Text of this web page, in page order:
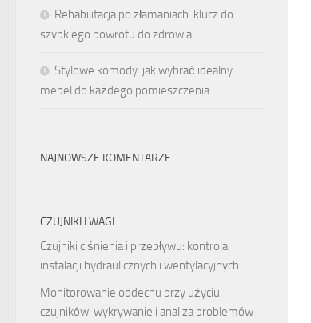
Rehabilitacja po złamaniach: klucz do
szybkiego powrotu do zdrowia
Stylowe komody: jak wybrać idealny
mebel do każdego pomieszczenia
NAJNOWSZE KOMENTARZE
CZUJNIKI I WAGI
Czujniki ciśnienia i przepływu: kontrola
instalacji hydraulicznych i wentylacyjnych
Monitorowanie oddechu przy użyciu
czujników: wykrywanie i analiza problemów